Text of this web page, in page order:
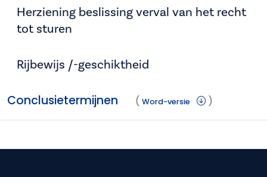
Herziening beslissing verval van het recht
tot sturen
Rijbewijs /-geschiktheid
Conclusietermijnen ( Word-versie )